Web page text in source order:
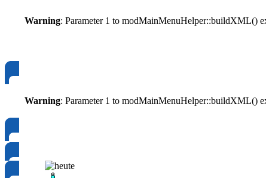
Warning: Parameter 1 to modMainMenuHelper::buildXML()
Warning: Parameter 1 to modMainMenuHelper::buildXML()